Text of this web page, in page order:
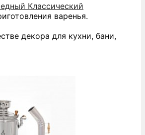
Классический
варенья.
декора для кухни, бани,